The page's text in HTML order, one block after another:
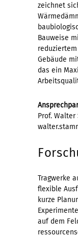
zeichnet
Bauweise
Gebäude
das ein
Prof. Walter
Tragwerke
flexible
kurze
auf dem